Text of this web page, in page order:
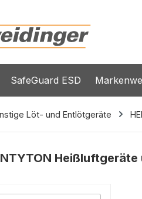
SafeGuard ESD
Löt- und Entlötgeräte